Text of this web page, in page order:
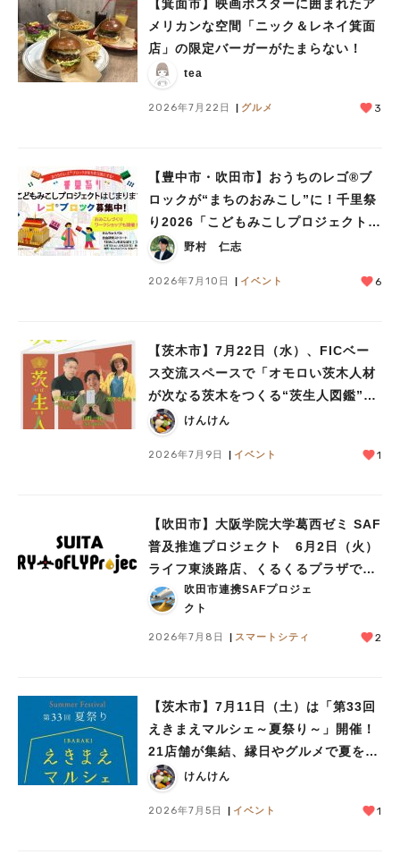
【箕面市】映画ポスターに囲まれたア
メリカンな空間「ニック＆レネイ箕面
店」の限定バーガーがたまらない！
tea
2026年7月22日 グルメ 3
【豊中市・吹田市】おうちのレゴ®ブ
ロックが“まちのおみこし”に！千里祭
り2026「こどもみこしプロジェクト」
が始まります！！
野村 仁志
2026年7月10日 イベント 6
【茨木市】7月22日（水）、FICベー
ス交流スペースで「オモロい茨木人材
が次なる茨木をつくる“茨生人図鑑”」
が開催！けんけん
2026年7月9日 イベント 1
【吹田市】大阪学院大学葛西ゼミ SAF
普及推進プロジェクト 6月2日（火）
ライフ東淡路店、くるくるプラザで見
学会を実施吹田市連携SAFプロジェ
クト
2026年7月8日 スマートシティ 2
【茨木市】7月11日（土）は「第33回
えきまえマルシェ～夏祭り～」開催！
21店舗が集結、縁日やグルメで夏を満
喫♪
けんけん
2026年7月5日 イベント 1